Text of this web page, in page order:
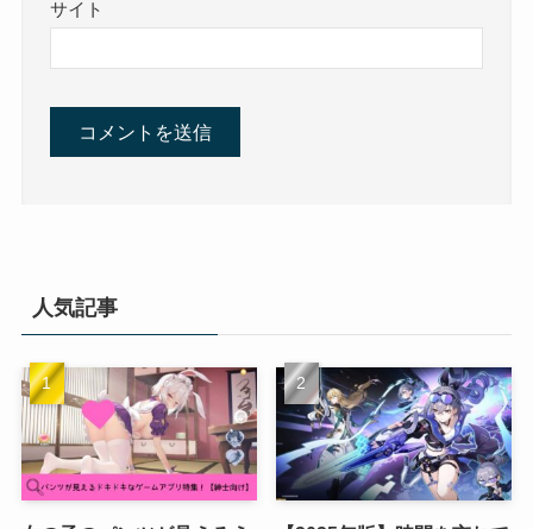
サイト
人気記事